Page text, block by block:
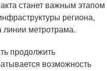
станет важным этапом
региона,
линии метротрама.
продолжить
возможность